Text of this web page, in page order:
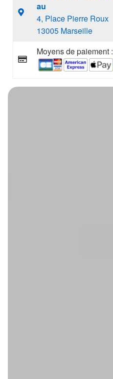
au
4, Place Pierre Roux
13005 Marseille
Moyens de paiement :